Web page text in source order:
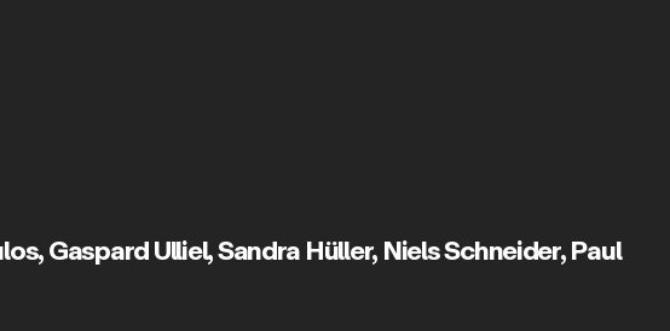
,Gaspard Ulliel,Sandra Hüller,Niels Schneider,Paul